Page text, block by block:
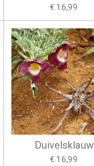
€ 16,99
Duivelsklauw
€ 16,99